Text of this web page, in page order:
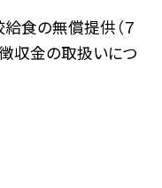
食の無償提供（７
収金の取扱いにつ